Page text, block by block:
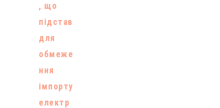
, що
підстав
для
обмеже
ння
імпорту
електр